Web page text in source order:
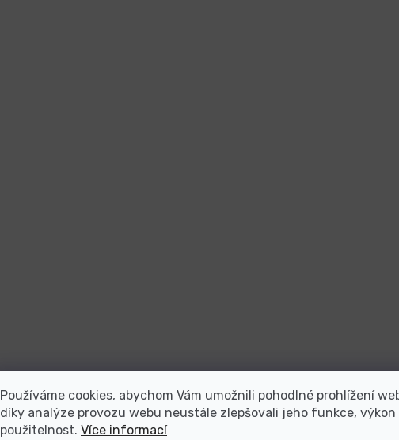
Používáme cookies, abychom Vám umožnili pohodlné prohlížení
díky analýze provozu webu neustále zlepšovali jeho funkce, výkon
použitelnost. Více informací